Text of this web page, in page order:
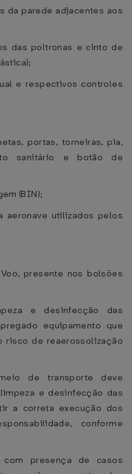
da parede adjacentes aos
das poltronas e cinto de
e respectivos controles
portas, torneiras, pia,
sanitário e botão de
(BIN);
utilizados pelos
presente nos bolsões
e desinfecção das
equipamento que
risco de reaerossolização
de transporte deve
e desinfecção das
a correta execução dos
conforme
presença de casos